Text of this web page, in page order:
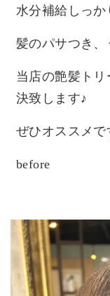
水分補給しっか
髪のパサつき、
当店の艶髪ト
決致します♪
ぜひオススメで
before